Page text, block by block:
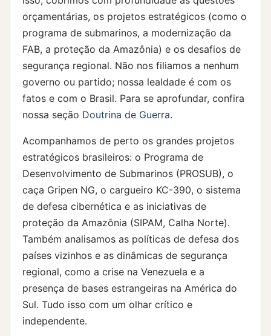
orçamentárias, os projetos estratégicos (como o
programa de submarinos, a modernização da
FAB, a proteção da Amazônia) e os desafios de
segurança regional. Não nos filiamos a nenhum
governo ou partido; nossa lealdade é com os
fatos e com o Brasil. Para se aprofundar, confira
nossa seção Doutrina de Guerra.
Acompanhamos de perto os grandes projetos
estratégicos brasileiros: o Programa de
Desenvolvimento de Submarinos (PROSUB), o
caça Gripen NG, o cargueiro KC-390, o sistema
de defesa cibernética e as iniciativas de
proteção da Amazônia (SIPAM, Calha Norte).
Também analisamos as políticas de defesa dos
países vizinhos e as dinâmicas de segurança
regional, como a crise na Venezuela e a
presença de bases estrangeiras na América do
Sul. Tudo isso com um olhar crítico e
independente.